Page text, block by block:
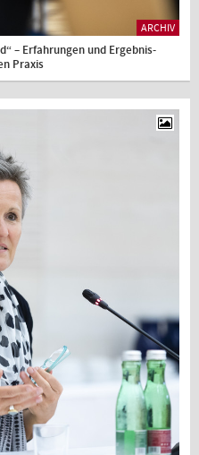
ARCHIV
– Erfahrungen und Ergebnis-
Praxis